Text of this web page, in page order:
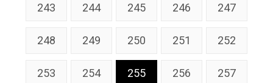
243 244 245 246 247
248 249 250 251 252
253 254 255 256 257